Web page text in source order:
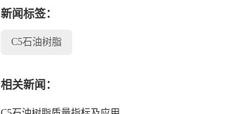
新闻标签：
C5石油树脂
相关新闻：